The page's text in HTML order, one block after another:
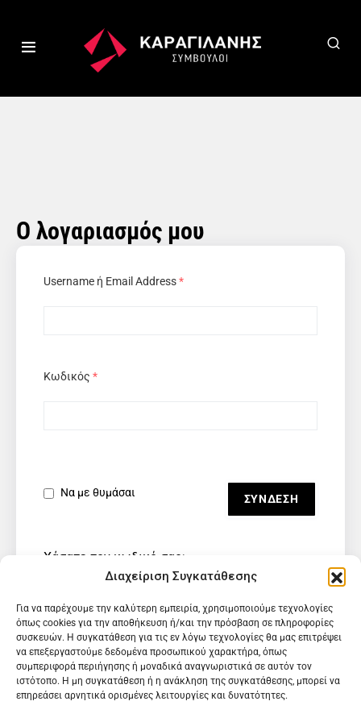
Διαχείριση Συγκατάθεσης
Για να παρέχουμε την καλύτερη εμπειρία, χρησιμοποιούμε τεχνολογίες
όπως cookies για την αποθήκευση ή/και την πρόσβαση σε πληροφορίες
συσκευών. Η συγκατάθεση για τις εν λόγω τεχνολογίες θα μας επιτρέψει
να επεξεργαστούμε δεδομένα προσωπικού χαρακτήρα, όπως
συμπεριφορά περιήγησης ή μοναδικά αναγνωριστικά σε αυτόν τον
ιστότοπο. Η μη συγκατάθεση ή η ανάκληση της συγκατάθεσης, μπορεί να
επηρεάσει αρνητικά ορισμένες λειτουργίες και δυνατότητες.
Ο λογαριασμός μου
Username ή Email Address*
Κωδικός*
Να με θυμάσαι
Χάσατε τον κωδικό σας;